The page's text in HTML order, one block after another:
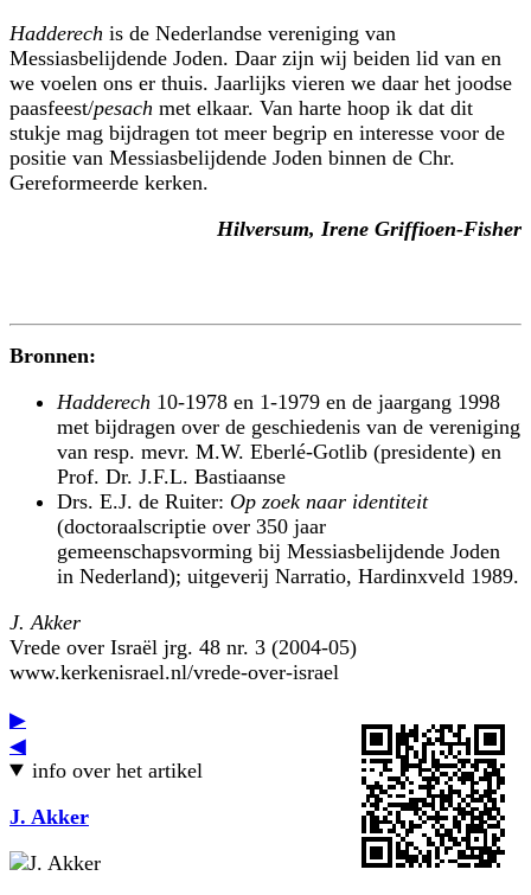
Hadderech is de Nederlandse vereniging van
Messiasbelijdende Joden. Daar zijn wij beiden lid van en
we voelen ons er thuis. Jaarlijks vieren we daar het joodse
paasfeest/pesach met elkaar. Van harte hoop ik dat dit
stukje mag bijdragen tot meer begrip en interesse voor de
positie van Messiasbelijdende Joden binnen de Chr.
Gereformeerde kerken.
Hilversum, Irene Griffioen-Fisher
Bronnen:
Hadderech 10-1978 en 1-1979 en de jaargang 1998
met bijdragen over de geschiedenis van de vereniging
van resp. mevr. M.W. Eberlé-Gotlib (presidente) en
Prof. Dr. J.F.L. Bastiaanse
Drs. E.J. de Ruiter: Op zoek naar identiteit
(doctoraalscriptie over 350 jaar
gemeenschapsvorming bij Messiasbelijdende Joden
in Nederland); uitgeverij Narratio, Hardinxveld 1989.
J. Akker
Vrede over Israël jrg. 48 nr. 3 (2004-05)
www.kerkenisrael.nl/vrede-over-israel
▶
◀
info over het artikel
J. Akker